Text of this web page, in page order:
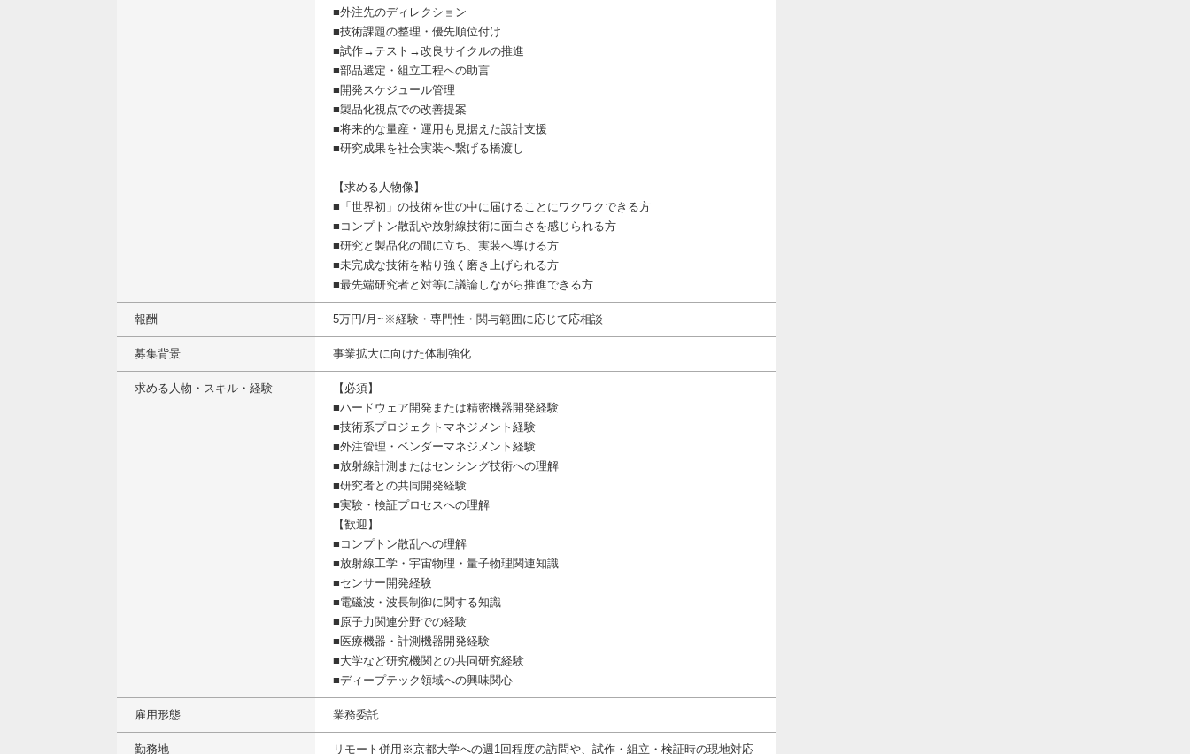
■外注先のディレクション
■技術課題の整理・優先順位付け
■試作→テスト→改良サイクルの推進
■部品選定・組立工程への助言
■開発スケジュール管理
■製品化視点での改善提案
■将来的な量産・運用も見据えた設計支援
■研究成果を社会実装へ繋げる橋渡し
【求める人物像】
■「世界初」の技術を世の中に届けることにワクワクできる方
■コンプトン散乱や放射線技術に面白さを感じられる方
■研究と製品化の間に立ち、実装へ導ける方
■未完成な技術を粘り強く磨き上げられる方
■最先端研究者と対等に議論しながら推進できる方
報酬 5万円/月~※経験・専門性・関与範囲に応じて応相談
募集背景 事業拡大に向けた体制強化
求める人物・スキル・経験
【必須】
■ハードウェア開発または精密機器開発経験
■技術系プロジェクトマネジメント経験
■外注管理・ベンダーマネジメント経験
■放射線計測またはセンシング技術への理解
■研究者との共同開発経験
■実験・検証プロセスへの理解
【歓迎】
■コンプトン散乱への理解
■放射線工学・宇宙物理・量子物理関連知識
■センサー開発経験
■電磁波・波長制御に関する知識
■原子力関連分野での経験
■医療機器・計測機器開発経験
■大学など研究機関との共同研究経験
■ディープテック領域への興味関心
雇用形態 業務委託
勤務地
リモート併用※京都大学への週1回程度の訪問や、試作・組立・検証時の現地対応